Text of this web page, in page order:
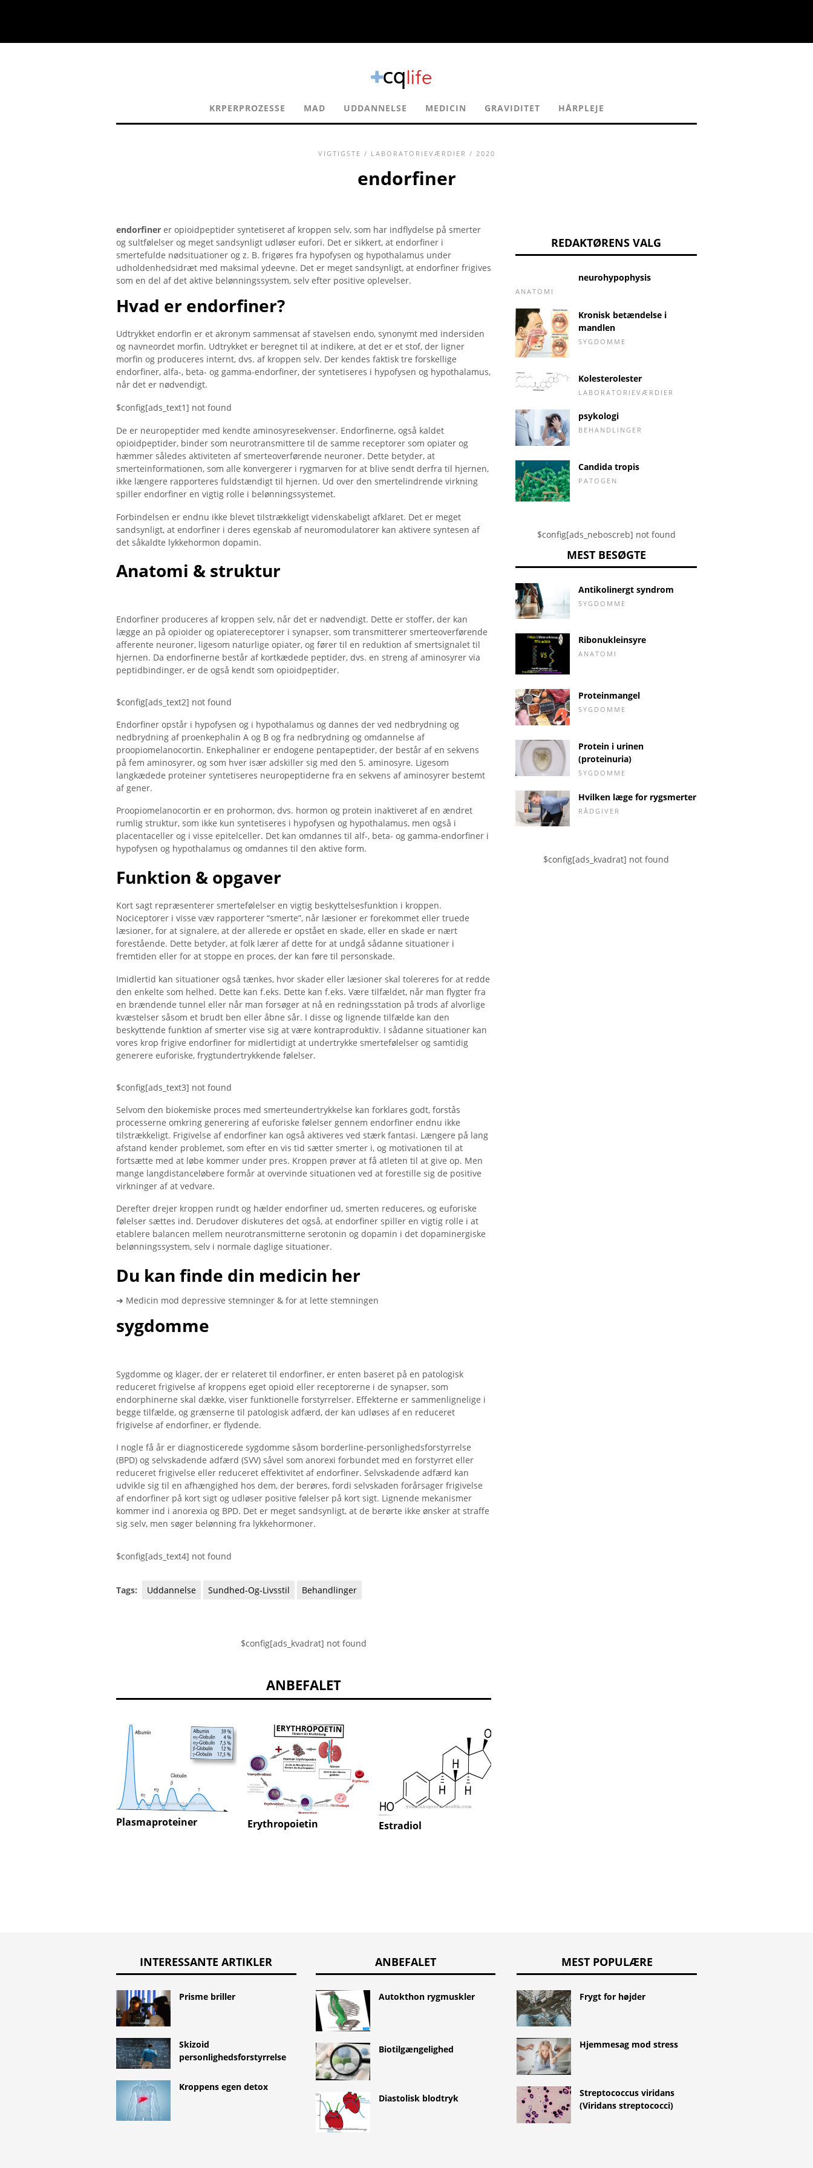
KRPERPROZESSE MAD UDDANNELSE MEDICIN GRAVIDITET HÅRPLEJE
VIGTIGSTE / LABORATORIEVÆRDIER / 2020
endorfiner
endorfiner er opioidpeptider syntetiseret af kroppen selv, som har indflydelse på smerter
og sultfølelser og meget sandsynligt udløser eufori. Det er sikkert, at endorfiner i
smertefulde nødsituationer og z. B. frigøres fra hypofysen og hypothalamus under
udholdenhedsidræt med maksimal ydeevne. Det er meget sandsynligt, at endorfiner frigives
som en del af det aktive belønningssystem, selv efter positive oplevelser.
Hvad er endorfiner?
Udtrykket endorfin er et akronym sammensat af stavelsen endo, synonymt med indersiden
og navneordet morfin. Udtrykket er beregnet til at indikere, at det er et stof, der ligner
morfin og produceres internt, dvs. af kroppen selv. Der kendes faktisk tre forskellige
endorfiner, alfa-, beta- og gamma-endorfiner, der syntetiseres i hypofysen og hypothalamus,
når det er nødvendigt.
$config[ads_text1] not found
De er neuropeptider med kendte aminosyresekvenser. Endorfinerne, også kaldet
opioidpeptider, binder som neurotransmittere til de samme receptorer som opiater og
hæmmer således aktiviteten af ​​smerteoverførende neuroner. Dette betyder, at
smerteinformationen, som alle konvergerer i rygmarven for at blive sendt derfra til hjernen,
ikke længere rapporteres fuldstændigt til hjernen. Ud over den smertelindrende virkning
spiller endorfiner en vigtig rolle i belønningssystemet.
Forbindelsen er endnu ikke blevet tilstrækkeligt videnskabeligt afklaret. Det er meget
sandsynligt, at endorfiner i deres egenskab af neuromodulatorer kan aktivere syntesen af ​​
det såkaldte lykkehormon dopamin.
Anatomi & struktur
Endorfiner produceres af kroppen selv, når det er nødvendigt. Dette er stoffer, der kan
lægge an på opioider og opiatereceptorer i synapser, som transmitterer smerteoverførende
afferente neuroner, ligesom naturlige opiater, og fører til en reduktion af smertsignalet til
hjernen. Da endorfinerne består af kortkædede peptider, dvs. en streng af aminosyrer via
peptidbindinger, er de også kendt som opioidpeptider.
$config[ads_text2] not found
Endorfiner opstår i hypofysen og i hypothalamus og dannes der ved nedbrydning og
nedbrydning af proenkephalin A og B og fra nedbrydning og omdannelse af
proopiomelanocortin. Enkephaliner er endogene pentapeptider, der består af en sekvens
på fem aminosyrer, og som hver især adskiller sig med den 5. aminosyre. Ligesom
langkædede proteiner syntetiseres neuropeptiderne fra en sekvens af aminosyrer bestemt
af gener.
Proopiomelanocortin er en prohormon, dvs. hormon og protein inaktiveret af en ændret
rumlig struktur, som ikke kun syntetiseres i hypofysen og hypothalamus, men også i
placentaceller og i visse epitelceller. Det kan omdannes til alf-, beta- og gamma-endorfiner i
hypofysen og hypothalamus og omdannes til den aktive form.
Funktion & opgaver
Kort sagt repræsenterer smertefølelser en vigtig beskyttelsesfunktion i kroppen.
Nociceptorer i visse væv rapporterer “smerte”, når læsioner er forekommet eller truede
læsioner, for at signalere, at der allerede er opstået en skade, eller en skade er nært
forestående. Dette betyder, at folk lærer af dette for at undgå sådanne situationer i
fremtiden eller for at stoppe en proces, der kan føre til personskade.
Imidlertid kan situationer også tænkes, hvor skader eller læsioner skal tolereres for at redde
den enkelte som helhed. Dette kan f.eks. Dette kan f.eks. Være tilfældet, når man flygter fra
en brændende tunnel eller når man forsøger at nå en redningsstation på trods af alvorlige
kvæstelser såsom et brudt ben eller åbne sår. I disse og lignende tilfælde kan den
beskyttende funktion af smerter vise sig at være kontraproduktiv. I sådanne situationer kan
vores krop frigive endorfiner for midlertidigt at undertrykke smertefølelser og samtidig
generere euforiske, frygtundertrykkende følelser.
$config[ads_text3] not found
Selvom den biokemiske proces med smerteundertrykkelse kan forklares godt, forstås
processerne omkring generering af euforiske følelser gennem endorfiner endnu ikke
tilstrækkeligt. Frigivelse af endorfiner kan også aktiveres ved stærk fantasi. Længere på lang
afstand kender problemet, som efter en vis tid sætter smerter i, og motivationen til at
fortsætte med at løbe kommer under pres. Kroppen prøver at få atleten til at give op. Men
mange langdistanceløbere formår at overvinde situationen ved at forestille sig de positive
virkninger af at vedvare.
Derefter drejer kroppen rundt og hælder endorfiner ud, smerten reduceres, og euforiske
følelser sættes ind. Derudover diskuteres det også, at endorfiner spiller en vigtig rolle i at
etablere balancen mellem neurotransmitterne serotonin og dopamin i det dopaminergiske
belønningssystem, selv i normale daglige situationer.
Du kan finde din medicin her
➔ Medicin mod depressive stemninger & for at lette stemningen
sygdomme
Sygdomme og klager, der er relateret til endorfiner, er enten baseret på en patologisk
reduceret frigivelse af kroppens eget opioid eller receptorerne i de synapser, som
endorphinerne skal dække, viser funktionelle forstyrrelser. Effekterne er sammenlignelige i
begge tilfælde, og grænserne til patologisk adfærd, der kan udløses af en reduceret
frigivelse af endorfiner, er flydende.
I nogle få år er diagnosticerede sygdomme såsom borderline-personlighedsforstyrrelse
(BPD) og selvskadende adfærd (SVV) såvel som anorexi forbundet med en forstyrret eller
reduceret frigivelse eller reduceret effektivitet af endorfiner. Selvskadende adfærd kan
udvikle sig til en afhængighed hos dem, der berøres, fordi selvskaden forårsager frigivelse
af endorfiner på kort sigt og udløser positive følelser på kort sigt. Lignende mekanismer
kommer ind i anorexia og BPD. Det er meget sandsynligt, at de berørte ikke ønsker at straffe
sig selv, men søger belønning fra lykkehormoner.
$config[ads_text4] not found
Tags: Uddannelse Sundhed-Og-Livsstil Behandlinger
$config[ads_kvadrat] not found
ANBEFALET
Plasmaproteiner Erythropoietin Estradiol
REDAKTØRENS VALG
neurohypophysis
ANATOMI
Kronisk betændelse i
mandlen
SYGDOMME
Kolesterolester
LABORATORIEVÆRDIER
psykologi
BEHANDLINGER
Candida tropis
PATOGEN
$config[ads_neboscreb] not found
MEST BESØGTE
Antikolinergt syndrom
SYGDOMME
Ribonukleinsyre
ANATOMI
Proteinmangel
SYGDOMME
Protein i urinen
(proteinuria)
SYGDOMME
Hvilken læge for rygsmerter
RÅDGIVER
$config[ads_kvadrat] not found
INTERESSANTE ARTIKLER
Prisme briller
Skizoid
personlighedsforstyrrelse
Kroppens egen detox
ANBEFALET
Autokthon rygmuskler
Biotilgængelighed
Diastolisk blodtryk
MEST POPULÆRE
Frygt for højder
Hjemmesag mod stress
Streptococcus viridans
(Viridans streptococci)